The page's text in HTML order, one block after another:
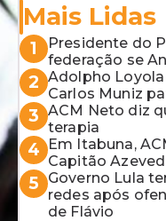
Mais Lidas
1
Presidente do
federação se
2 Adolpho
Carlos Muniz
3 ACM Neto diz
terapia
4
Em Itabuna,
Capitão
5
Governo Lula
redes após
de Flávio